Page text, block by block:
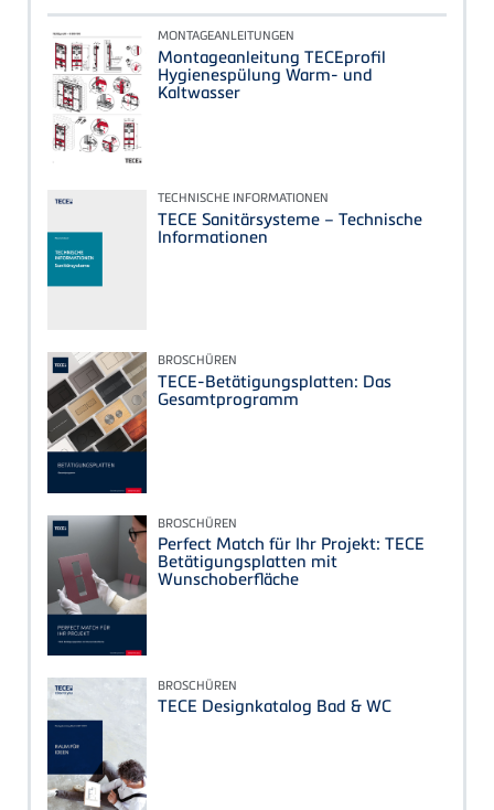
MONTAGEANLEITUNGEN
Montageanleitung TECEprofil
Hygienespülung Warm- und
Kaltwasser
TECHNISCHE INFORMATIONEN
TECE Sanitärsysteme – Technische
Informationen
BROSCHÜREN
TECE-Betätigungsplatten: Das
Gesamtprogramm
BROSCHÜREN
Perfect Match für Ihr Projekt: TECE
Betätigungsplatten mit
Wunschoberfläche
BROSCHÜREN
TECE Designkatalog Bad & WC